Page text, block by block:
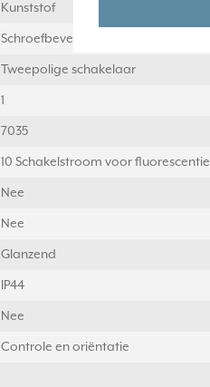
Kunststof
Schroefbevestiging
Tweepolige schakelaar
1
7035
10 Schakelstroom voor
Nee
Nee
Glanzend
IP44
Nee
Controle en oriëntatie